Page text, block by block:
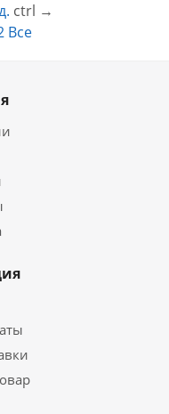
ctrl →
Все